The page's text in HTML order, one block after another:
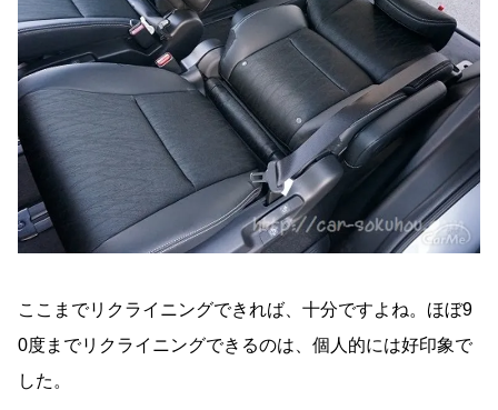
ここまでリクライニングできれば、十分ですよね。ほぼ9
0度までリクライニングできるのは、個人的には好印象で
した。